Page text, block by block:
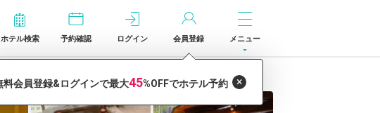
ホテル検索 予約確認 ログイン 会員登録 メニュー